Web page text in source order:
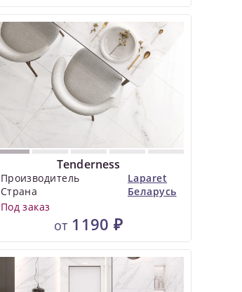
Tenderness
Производитель
Laparet
Страна
Беларусь
Под заказ
от 1190 ₽